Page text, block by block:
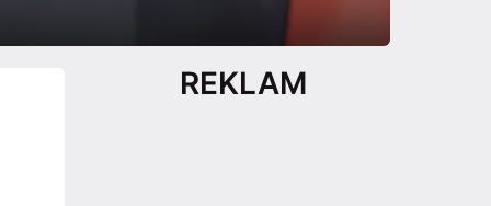
REKLAM